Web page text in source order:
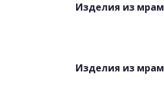
Изделия из
Изделия из